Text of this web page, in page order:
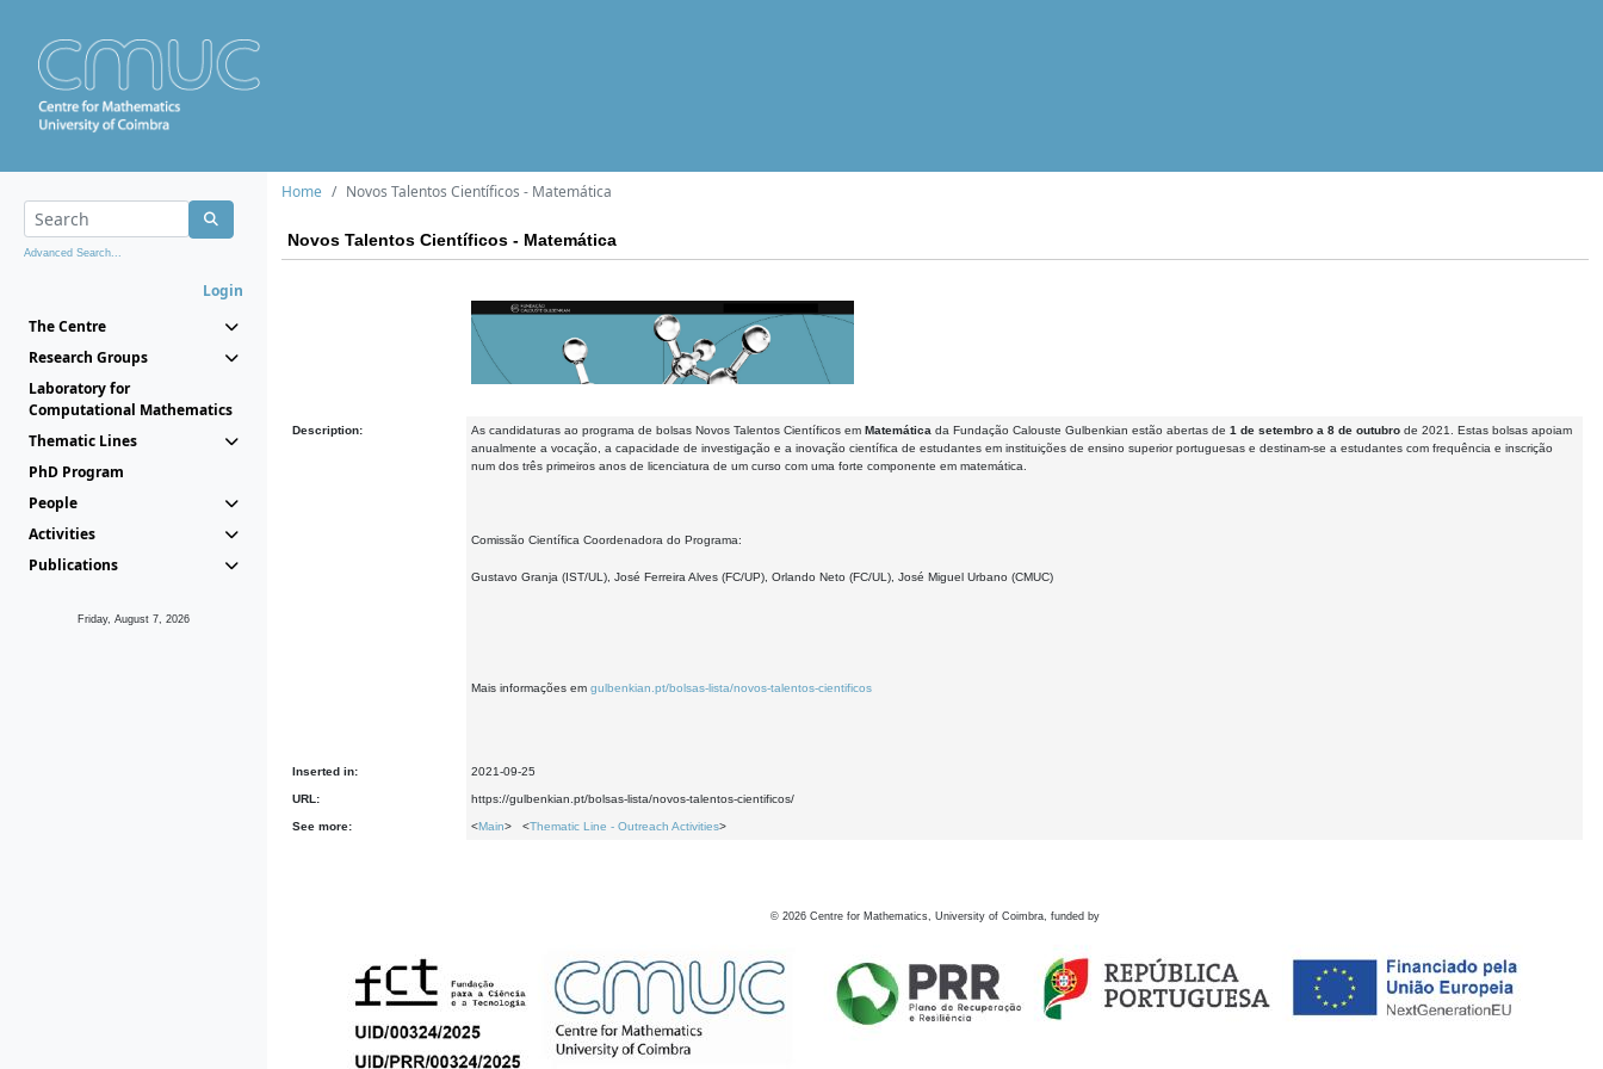
Advanced Search...
Login
The Centre
Research Groups
Laboratory for
Computational Mathematics
Thematic Lines
PhD Program
People
Activities
Publications
Friday, August 7, 2026
Home Novos Talentos Científicos - Matemática
Novos Talentos Científicos - Matemática
Description: As candidaturas ao programa de bolsas Novos Talentos Científicos em Matemática da Fundação Calouste Gulbenkian estão abertas de 1 de setembro a 8 de outubro de 2021. Estas bolsas apoiam
anualmente a vocação, a capacidade de investigação e a inovação científica de estudantes em instituições de ensino superior portuguesas e destinam-se a estudantes com frequência e inscrição
num dos três primeiros anos de licenciatura de um curso com uma forte componente em matemática.
Comissão Científica Coordenadora do Programa:
Gustavo Granja (IST/UL), José Ferreira Alves (FC/UP), Orlando Neto (FC/UL), José Miguel Urbano (CMUC)
Mais informações em gulbenkian.pt/bolsas-lista/novos-talentos-cientificos
Inserted in: 2021-09-25
URL: https://gulbenkian.pt/bolsas-lista/novos-talentos-cientificos/
See more: <Main> <Thematic Line - Outreach Activities>
© 2026 Centre for Mathematics, University of Coimbra, funded by